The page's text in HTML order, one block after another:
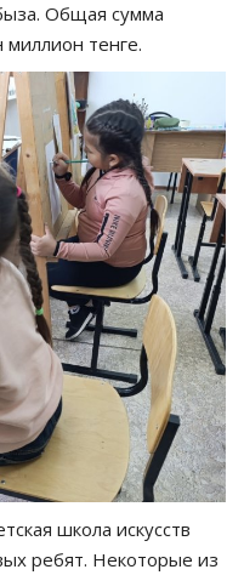
Общая сумма
тенге.
школа искусств
ребят. Некоторые из